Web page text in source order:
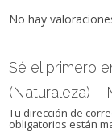
No hay
Sé el primero
(Naturaleza) –
Tu dirección de
obligatorios están